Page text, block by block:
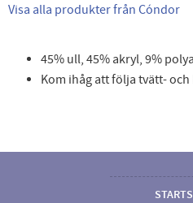
Visa alla produkter från Cóndor
45% ull, 45% akryl, 9%
Kom ihåg att följa tvätt-